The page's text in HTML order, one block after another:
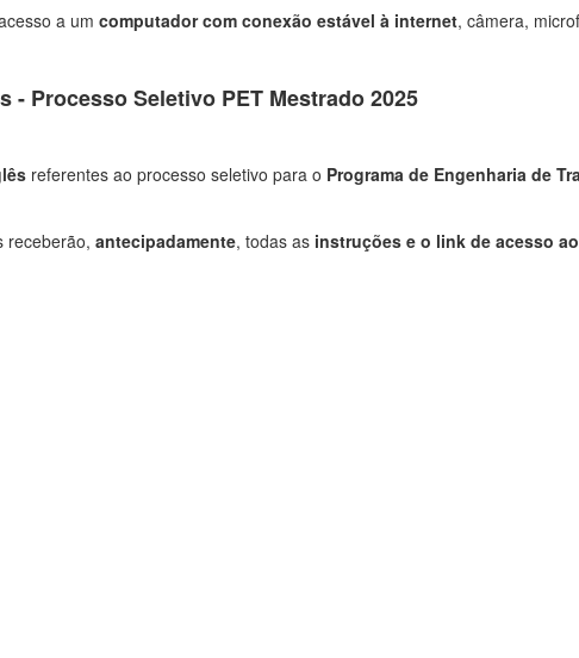
a um computador com conexão estável à internet, câmera,
- Processo Seletivo PET Mestrado 2025
referentes ao processo seletivo para o Programa de Engenharia de
receberão, antecipadamente, todas as instruções e o link de acesso